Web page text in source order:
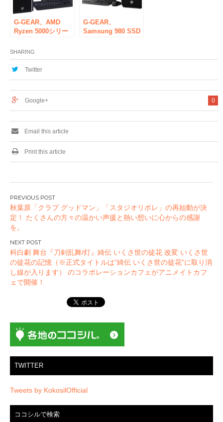
G-GEAR、AMD
Ryzen 5000シリー
ソコンのエントリー
モデルを発売
G-GEAR、
Samsung 980 SSD
ンを発売
SHARING
Twitter
0
Google+
Email this article
Print this article
投
稿
ナ
ビ
ゲ
ー
シ
ョ
秋葉原「クラブ グッドマン」「スタジオリボレ」の再始動が決
定！ たくさんの方々の温かい声援と熱い想いに心からの感謝
を。
科白劇 舞台『刀剣乱舞/灯』綺伝 いくさ世の徒花 改変 いくさ世
の徒花の記憶（※正式タイトルは”綺伝 いくさ世の徒花”に取り消
し線が入ります） のコラボレーションカフェがアニメイトカフ
ェで開催！
TWITTER
Tweets by KokosilOfficial
ココシルで検索